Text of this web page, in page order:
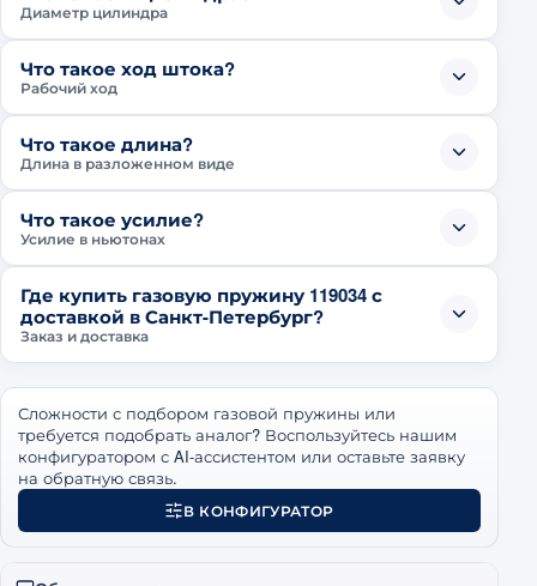
Диаметр цилиндра
Что такое ход штока?
Рабочий ход
Что такое длина?
Длина в разложенном виде
Что такое усилие?
Усилие в ньютонах
Где купить газовую пружину 119034 с
доставкой в Санкт-Петербург?
Заказ и доставка
Сложности с подбором газовой пружины или
требуется подобрать аналог? Воспользуйтесь нашим
конфигуратором с AI-ассистентом или оставьте заявку
на обратную связь.
В КОНФИГУРАТОР